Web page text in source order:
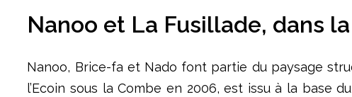
Nanoo et La Fusillade, dans
Nanoo, Brice-fa et Nado font partie du paysage
l’Ecoin sous la Combe en 2006, est issu à la base